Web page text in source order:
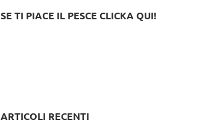
SE TI PIACE IL PESCE CLICKA QUI!
ARTICOLI RECENTI